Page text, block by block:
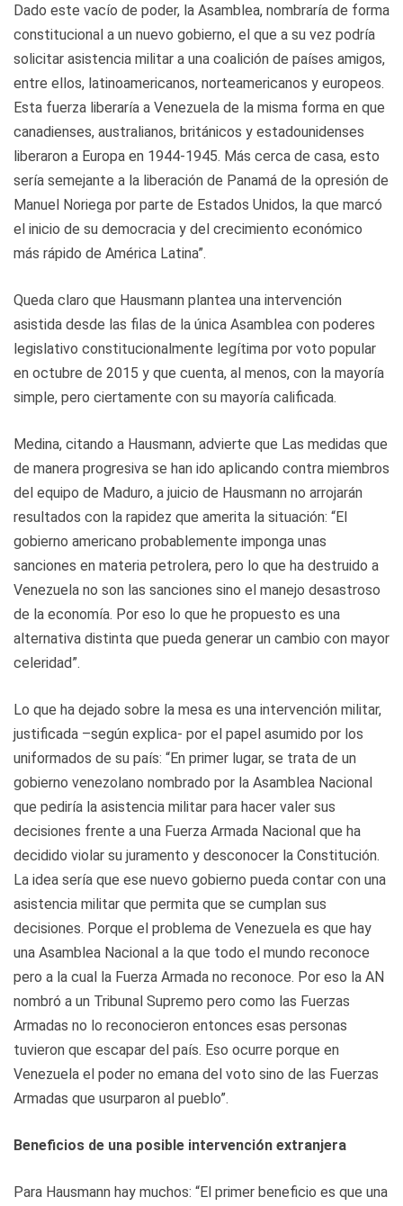
Dado este vacío de poder, la Asamblea, nombraría de forma
constitucional a un nuevo gobierno, el que a su vez podría
solicitar asistencia militar a una coalición de países amigos,
entre ellos, latinoamericanos, norteamericanos y europeos.
Esta fuerza liberaría a Venezuela de la misma forma en que
canadienses, australianos, británicos y estadounidenses
liberaron a Europa en 1944-1945. Más cerca de casa, esto
sería semejante a la liberación de Panamá de la opresión de
Manuel Noriega por parte de Estados Unidos, la que marcó
el inicio de su democracia y del crecimiento económico
más rápido de América Latina”.
Queda claro que Hausmann plantea una intervención
asistida desde las filas de la única Asamblea con poderes
legislativo constitucionalmente legítima por voto popular
en octubre de 2015 y que cuenta, al menos, con la mayoría
simple, pero ciertamente con su mayoría calificada.
Medina, citando a Hausmann, advierte que Las medidas que
de manera progresiva se han ido aplicando contra miembros
del equipo de Maduro, a juicio de Hausmann no arrojarán
resultados con la rapidez que amerita la situación: “El
gobierno americano probablemente imponga unas
sanciones en materia petrolera, pero lo que ha destruido a
Venezuela no son las sanciones sino el manejo desastroso
de la economía. Por eso lo que he propuesto es una
alternativa distinta que pueda generar un cambio con mayor
celeridad”.
Lo que ha dejado sobre la mesa es una intervención militar,
justificada –según explica- por el papel asumido por los
uniformados de su país: “En primer lugar, se trata de un
gobierno venezolano nombrado por la Asamblea Nacional
que pediría la asistencia militar para hacer valer sus
decisiones frente a una Fuerza Armada Nacional que ha
decidido violar su juramento y desconocer la Constitución.
La idea sería que ese nuevo gobierno pueda contar con una
asistencia militar que permita que se cumplan sus
decisiones. Porque el problema de Venezuela es que hay
una Asamblea Nacional a la que todo el mundo reconoce
pero a la cual la Fuerza Armada no reconoce. Por eso la AN
nombró a un Tribunal Supremo pero como las Fuerzas
Armadas no lo reconocieron entonces esas personas
tuvieron que escapar del país. Eso ocurre porque en
Venezuela el poder no emana del voto sino de las Fuerzas
Armadas que usurparon al pueblo”.
Beneficios de una posible intervención extranjera
Para Hausmann hay muchos: “El primer beneficio es que una